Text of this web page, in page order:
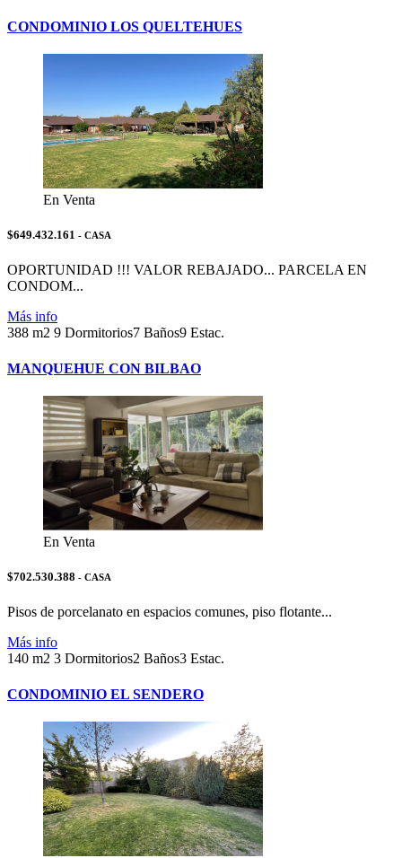
CONDOMINIO LOS QUELTEHUES
En Venta
$649.432.161 - CASA
OPORTUNIDAD !!! VALOR REBAJADO... PARCELA EN
CONDOM...
Más info
388 m2 9 Dormitorios7 Baños9 Estac.
MANQUEHUE CON BILBAO
En Venta
$702.530.388 - CASA
Pisos de porcelanato en espacios comunes, piso flotante...
Más info
140 m2 3 Dormitorios2 Baños3 Estac.
CONDOMINIO EL SENDERO